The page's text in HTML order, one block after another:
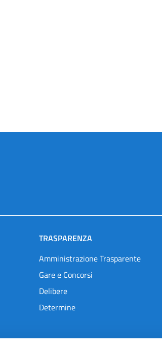
TRASPARENZA
Amministrazione Trasparente
Gare e Concorsi
Delibere
Determine